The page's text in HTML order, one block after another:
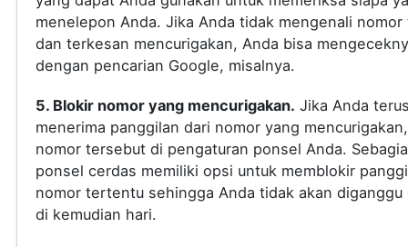
menelepon Anda. Jika Anda tidak mengenali
dan terkesan mencurigakan, Anda bisa
dengan pencarian Google, misalnya.
5. Blokir nomor yang mencurigakan. Jika Anda
menerima panggilan dari nomor yang
nomor tersebut di pengaturan ponsel Anda.
ponsel cerdas memiliki opsi untuk memblokir
nomor tertentu sehingga Anda tidak akan diganggu
di kemudian hari.